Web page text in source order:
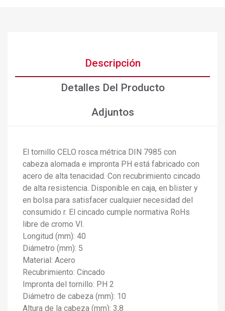
Descripción
Detalles Del Producto
Adjuntos
El tornillo CELO rosca métrica DIN 7985 con
cabeza alomada e impronta PH está fabricado con
acero de alta tenacidad. Con recubrimiento cincado
de alta resistencia. Disponible en caja, en blister y
en bolsa para satisfacer cualquier necesidad del
consumido r. El cincado cumple normativa RoHs
libre de cromo VI.
Longitud (mm): 40
Diámetro (mm): 5
Material: Acero
Recubrimiento: Cincado
Impronta del tornillo: PH 2
Diámetro de cabeza (mm): 10
Altura de la cabeza (mm): 3,8